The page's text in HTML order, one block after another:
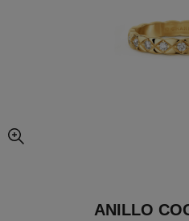
imagen agrandada
ANILLO